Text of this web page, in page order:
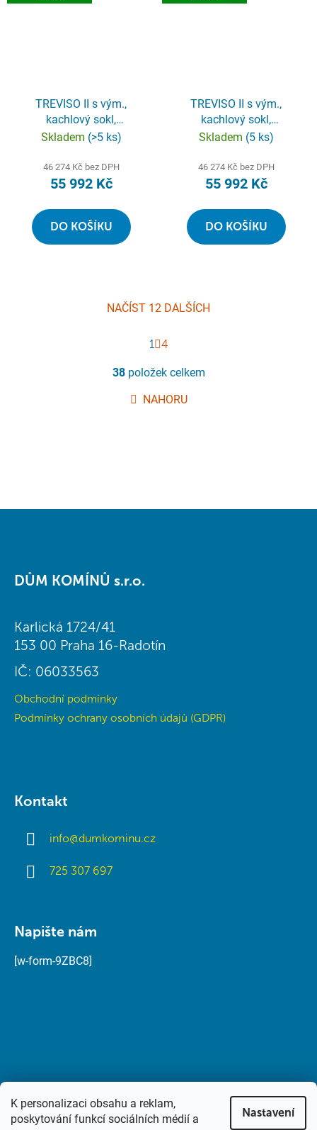
K personalizaci obsahu a reklam,
poskytování funkcí sociálních médií a
Nastavení
TREVISO II s vým.,
kachlový sokl,
černá/hnědá kachle
Skladem (>5 ks)
46 274 Kč bez DPH
55 992 Kč
DO KOŠÍKU
TREVISO II s vým.,
kachlový sokl,
černá/zelená kachle
Skladem (5 ks)
46 274 Kč bez DPH
55 992 Kč
DO KOŠÍKU
v
l
á
u
NAČÍST 12 DALŠÍCH
t
á
k
1 4
38položek celkem
NAHORU
DŮM KOMÍNŮ s.r.o.
Karlická 1724/41
153 00 Praha 16-Radotín
IČ: 06033563
Obchodní podmínky
Podmínky ochrany osobních údajů (GDPR)
Kontakt
info@dumkominu.cz
725 307 697
Napište nám
[w-form-9ZBC8]